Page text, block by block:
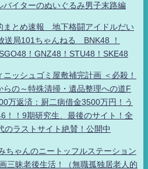
バイターのぬいぐるみ男子末路編
とめ速報 地下格闘アイドルだい
局101ちゃんねる BNK48 ！
！GNZ48！STU48！SKE48
ッシュゴミ屋敷補完計画 ＜必殺！
の～特殊清掃・遺品整理への道F
万返済：厨二病借金3500万円！う
！！9期研究生、最後のサイト！全
のラストサイト絶賛！公開中
ちゃんのニートッフルステーション
三昧老後生活！（無職孤独居老人的